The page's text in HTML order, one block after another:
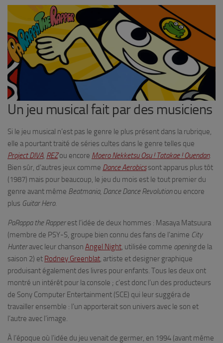
Un jeu musical fait par des musiciens
Si le jeu musical n’est pas le genre le plus présent dans la rubrique,
elle a pourtant traité de séries cultes dans le genre telles que
Project DIVA, REZou encore Moero Nekketsu Osu ! Tatakae ! Ouendan.
Bien sûr, d’autres jeux comme Dance Aerobicssont apparus plus tôt
(1987) mais pour beaucoup, le jeu du mois est le tout premier du
genre avant même Beatmania, Dance Dance Revolutionou encore
plus Guitar Hero.
PaRappa the Rapperest l’idée de deux hommes : Masaya Matsuura
(membre de PSY-S, groupe bien connu des fans de l’anime City
Hunteravec leur chanson Angel Night, utilisée comme openingde la
saison 2) et Rodney Greenblat, artiste et designer graphique
produisant également des livres pour enfants. Tous les deux ont
montré un intérêt pour la console ; c’est donc l’un des producteurs
de Sony Computer Entertainment (SCE) qui leur suggéra de
travailler ensemble : l’un apporterait son univers avec le son et
l’autre avec l’image.
À l’époque où l’idée du jeu venait de germer, en 1994 (avant même